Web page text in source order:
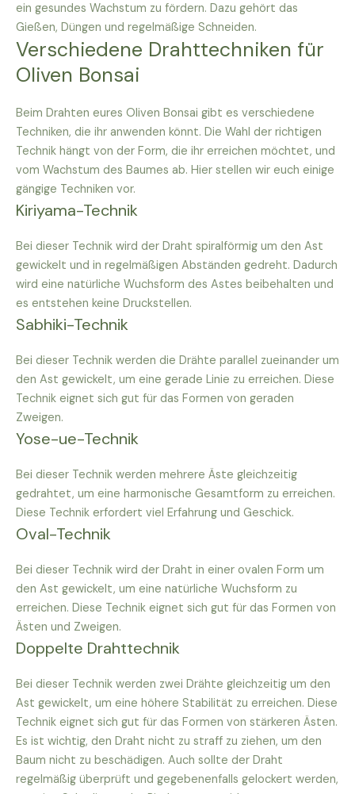
ein gesundes Wachstum zu fördern. Dazu gehört das
Gießen, Düngen und regelmäßige Schneiden.
Verschiedene Drahttechniken für
Oliven Bonsai
Beim Drahten eures Oliven Bonsai gibt es verschiedene
Techniken, die ihr anwenden könnt. Die Wahl der richtigen
Technik hängt von der Form, die ihr erreichen möchtet, und
vom Wachstum des Baumes ab. Hier stellen wir euch einige
gängige Techniken vor.
Kiriyama-Technik
Bei dieser Technik wird der Draht spiralförmig um den Ast
gewickelt und in regelmäßigen Abständen gedreht. Dadurch
wird eine natürliche Wuchsform des Astes beibehalten und
es entstehen keine Druckstellen.
Sabhiki-Technik
Bei dieser Technik werden die Drähte parallel zueinander um
den Ast gewickelt, um eine gerade Linie zu erreichen. Diese
Technik eignet sich gut für das Formen von geraden
Zweigen.
Yose-ue-Technik
Bei dieser Technik werden mehrere Äste gleichzeitig
gedrahtet, um eine harmonische Gesamtform zu erreichen.
Diese Technik erfordert viel Erfahrung und Geschick.
Oval-Technik
Bei dieser Technik wird der Draht in einer ovalen Form um
den Ast gewickelt, um eine natürliche Wuchsform zu
erreichen. Diese Technik eignet sich gut für das Formen von
Ästen und Zweigen.
Doppelte Drahttechnik
Bei dieser Technik werden zwei Drähte gleichzeitig um den
Ast gewickelt, um eine höhere Stabilität zu erreichen. Diese
Technik eignet sich gut für das Formen von stärkeren Ästen.
Es ist wichtig, den Draht nicht zu straff zu ziehen, um den
Baum nicht zu beschädigen. Auch sollte der Draht
regelmäßig überprüft und gegebenenfalls gelockert werden,